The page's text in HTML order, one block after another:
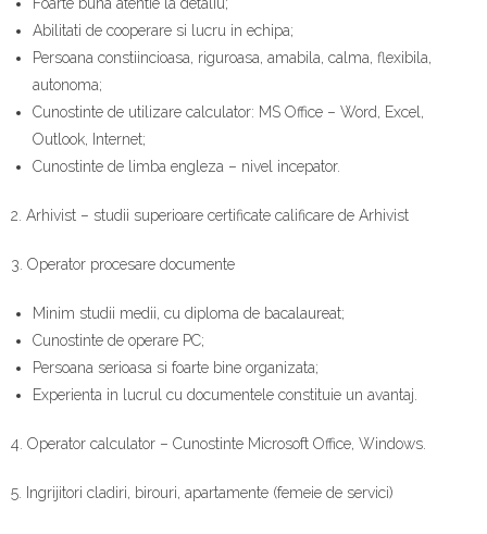
Abilitati de cooperare si lucru in echipa;
Persoana constiincioasa, riguroasa, amabila, calma, flexibila,
autonoma;
Cunostinte de utilizare calculator: MS Office – Word, Excel,
Outlook, Internet;
Cunostinte de limba engleza – nivel incepator.
2. Arhivist – studii superioare certificate calificare de Arhivist
3. Operator procesare documente
Minim studii medii, cu diploma de bacalaureat;
Cunostinte de operare PC;
Persoana serioasa si foarte bine organizata;
Experienta in lucrul cu documentele constituie un avantaj.
4. Operator calculator – Cunostinte Microsoft Office, Windows.
5. Ingrijitori cladiri, birouri, apartamente (femeie de servici)